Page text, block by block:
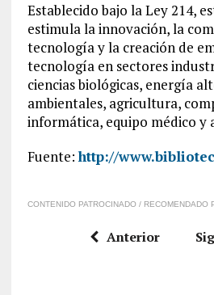
Establecido bajo la Ley 214,
estimula la innovación, la
tecnología y la creación de
tecnología en sectores
ciencias biológicas, energía
ambientales, agricultura,
informática, equipo médico y
Fuente:http://
CONTENIDO PATROCINADO / RECOMENDADO
Anterior